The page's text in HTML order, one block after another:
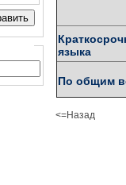
языка
По общим
<=Назад